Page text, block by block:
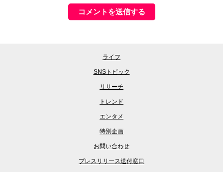
ライフ
SNSトピック
リサーチ
トレンド
エンタメ
特別企画
お問い合わせ
プレスリリース送付窓口